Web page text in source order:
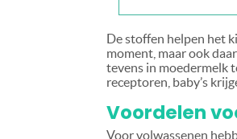
De stoffen helpen het
moment, maar ook
tevens in moedermelk
receptoren, baby’s
Voordelen
Voor volwassenen